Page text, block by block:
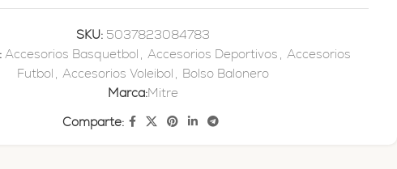
SKU: 5037823084783
Accesorios Basquetbol , Accesorios Deportivos , Accesorios
Futbol , Accesorios Voleibol , Bolso Balonero
Marca:Mitre
Comparte: